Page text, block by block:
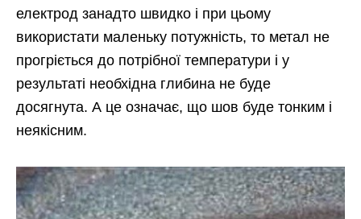
електрод занадто швидко і при цьому
використати маленьку потужність, то метал не
прогріється до потрібної температури і у
результаті необхідна глибина не буде
досягнута. А це означає, що шов буде тонким і
неякісним.